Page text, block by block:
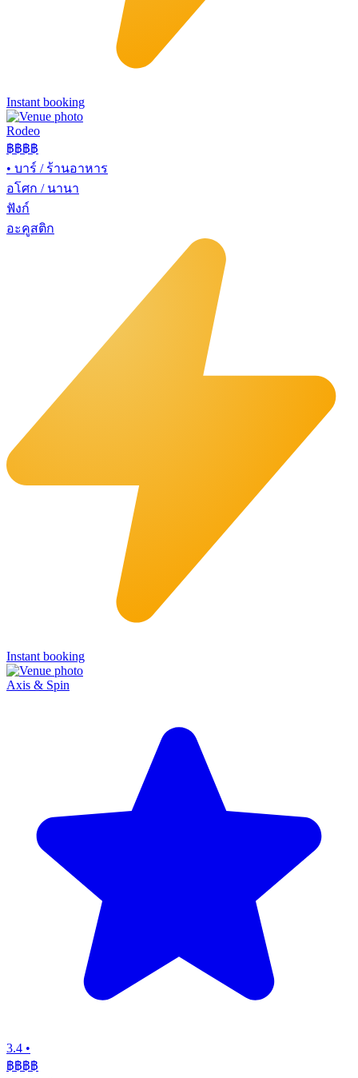
Instant booking
Rodeo
฿฿฿฿
• บาร์ / ร้านอาหาร
อโศก / นานา
ฟังก์
อะคูสติก
Instant booking
Axis & Spin
3.4 •
฿฿฿฿